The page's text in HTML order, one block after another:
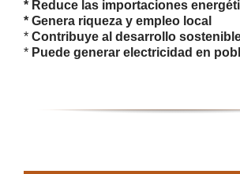
* Reduce las importaciones
* Genera riqueza y empleo local
* Contribuye al desarrollo
* Puede generar electricidad en